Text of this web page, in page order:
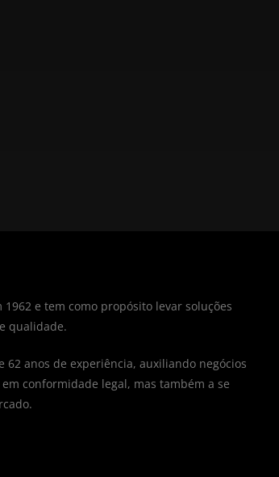
1962 e tem como propósito levar soluções
qualidade.
62 anos de experiência, auxiliando negócios
conformidade legal, mas também a se